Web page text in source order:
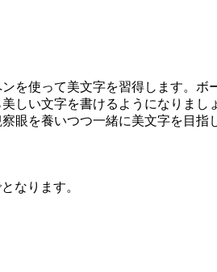
を使って美文字を習得します。
しい文字を書けるようになりま
眼を養いつつ一緒に美文字を目指
なります。